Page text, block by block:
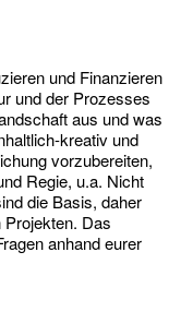
und Finanzieren
und der Prozesses
aus und was
kreativ und
vorzubereiten,
Regie, u.a. Nicht
die Basis, daher
Projekten. Das
anhand eurer